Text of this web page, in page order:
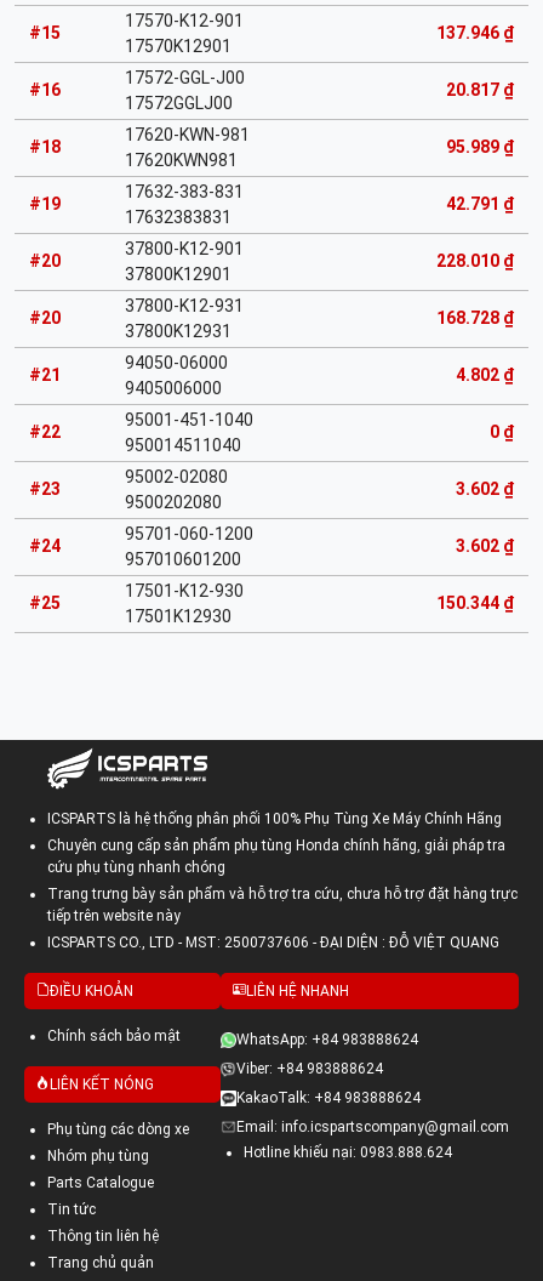
#15
17570-K12-901
17570K12901
137.946 ₫
#16
17572-GGL-J00
17572GGLJ00
20.817 ₫
#18
17620-KWN-981
17620KWN981
95.989 ₫
#19
17632-383-831
17632383831
42.791 ₫
#20
37800-K12-901
37800K12901
228.010 ₫
#20
37800-K12-931
37800K12931
168.728 ₫
#21
94050-06000
9405006000
4.802 ₫
#22
95001-451-1040
950014511040
0 ₫
#23
95002-02080
9500202080
3.602 ₫
#24
95701-060-1200
957010601200
3.602 ₫
#25
17501-K12-930
17501K12930
150.344 ₫
ICSPARTS là hệ thống phân phối 100% Phụ Tùng Xe Máy Chính Hãng
Chuyên cung cấp sản phẩm phụ tùng Honda chính hãng, giải pháp tra
cứu phụ tùng nhanh chóng
Trang trưng bày sản phẩm và hỗ trợ tra cứu, chưa hỗ trợ đặt hàng trực
tiếp trên website này
ICSPARTS CO., LTD - MST: 2500737606 - ĐẠI DIỆN : ĐỖ VIỆT QUANG
ĐIỀU KHOẢN
Chính sách bảo mật
LIÊN KẾT NÓNG
Phụ tùng các dòng xe
Nhóm phụ tùng
Parts Catalogue
Tin tức
Thông tin liên hệ
Trang chủ quản
LIÊN HỆ NHANH
WhatsApp: +84 983888624
Viber: +84 983888624
KakaoTalk: +84 983888624
Email: info.icspartscompany@gmail.com
Hotline khiếu nại: 0983.888.624